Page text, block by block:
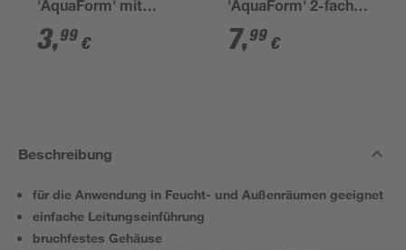
'AquaForm' mit
Klappdeckel weiß
3,99 €
'AquaForm' 2-fach
weiß
7,99 €
Beschreibung
für die Anwendung in Feucht- und Außenräumen geeignet
einfache Leitungseinführung
bruchfestes Gehäuse